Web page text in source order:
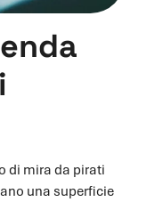
di mira da pirati
una superficie